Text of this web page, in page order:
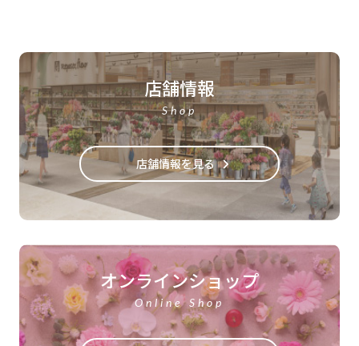
店舗情報
Shop
店舗情報を見る
オンラインショップ
Online Shop